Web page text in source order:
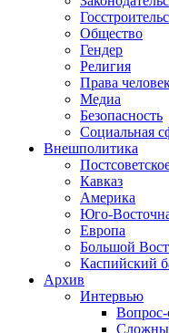
Общество
Гендер
Религия
Права
Медиа
Безопасность
Социальная
Внешполитика
Кавказ
Америка
Юго-
Европа
Большой
Каспийский
Архив
Интервью
Вопрос-